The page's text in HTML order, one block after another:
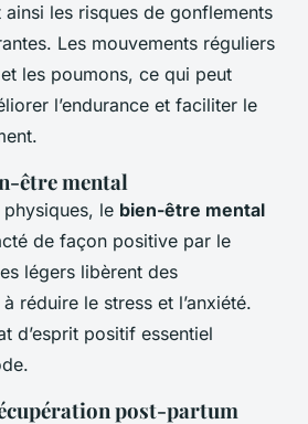
ainsi les risques de gonflements
Les mouvements réguliers
les poumons, ce qui peut
l’endurance et faciliter le
être mental
le bien-être mental
de façon positive par le
légers libèrent des
réduire le stress et l’anxiété.
d’esprit positif essentiel
post-partum